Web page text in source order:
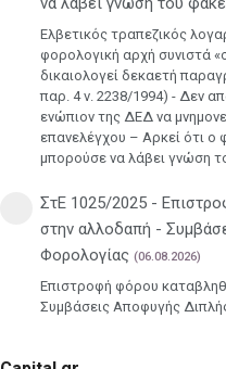
Ελβετικός τραπεζικός
φορολογική αρχή συνιστά
δικαιολογεί δεκαετή
παρ. 4 ν. 2238/1994) - Δεν
ενώπιον της ΔΕΔ να
επανελέγχου – Αρκεί ότι ο
μπορούσε να λάβει γνώση
ΣτΕ 1025/2025 -
στην αλλοδαπή -
Φορολογίας (06.08.2026)
Επιστροφή φόρου
Συμβάσεις Αποφυγής